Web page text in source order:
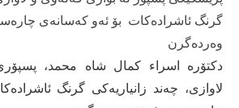
گرنگ ئاشراده‌كات بۆ ئه‌و كه‌سانه‌ی
وه‌رده‌گرن
دكتۆره‌ اسراء كمال شاه محمد،
لاوازی، چه‌ند زانیاریه‌كی گرنگ